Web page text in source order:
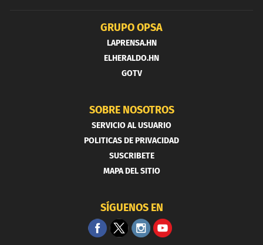
GRUPO OPSA
LAPRENSA.HN
ELHERALDO.HN
GOTV
SOBRE NOSOTROS
SERVICIO AL USUARIO
POLITICAS DE PRIVACIDAD
SUSCRIBETE
MAPA DEL SITIO
SÍGUENOS EN